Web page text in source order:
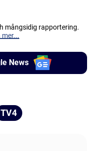
mångsidig rapportering.
mer...
News
TV4